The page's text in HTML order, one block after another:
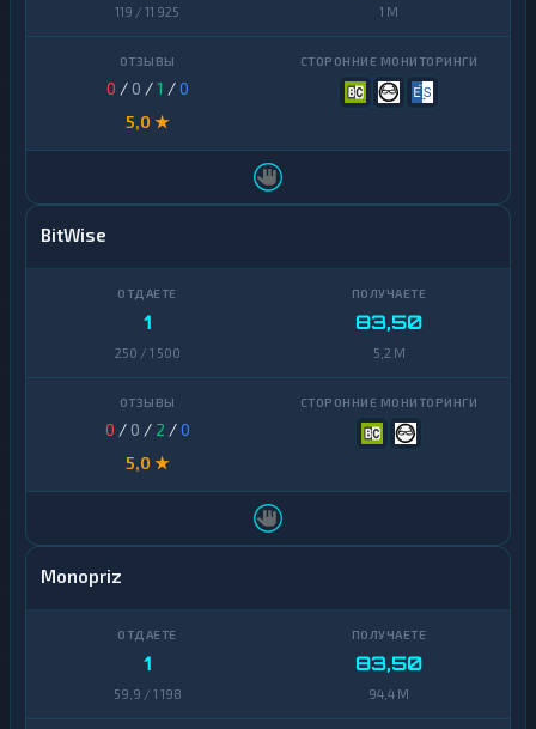
119 / 11 925 1 M
0 / 0 /1 /0
5,0 ★
BitWise
1
250 / 1 500
83,50
5,2 M
0 / 0 / 2 /0
5,0 ★
Monopriz
1
59,9 / 1 198
83,50
94,4 M